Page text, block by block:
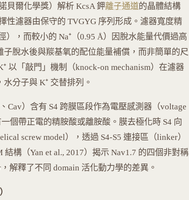
貝爾化學獎）解析 KcsA 鉀離子通道的晶體結構
性濾器由保守的 TVGYG 序列形成。濾器寬度精
），而較小的 Na⁺（0.95 Å）因脫水能量代價過高
脫水後與羰基氧的配位能量補償，而非簡單的尺
以「敲門」機制（knock-on mechanism）在濾器
分子與 K⁺ 交替排列。
Cav）含有 S4 跨膜區段作為電壓感測器（voltage
個帶正電的精胺酸或離胺酸。膜去極化時 S4 向
screw model），透過 S4-S5 連接區（linker）
構（Yan et al., 2017）揭示 Nav1.7 的四個非對稱
解釋了不同 domain 活化動力學的差異。